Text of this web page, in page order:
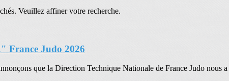
Veuillez affiner votre recherche.
France Judo 2026
que la Direction Technique Nationale de France Judo nous